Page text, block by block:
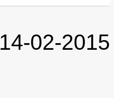
14-02-2015 19-46-01